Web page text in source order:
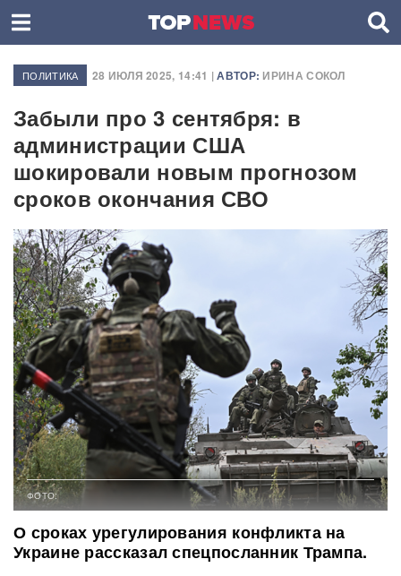
ПОЛИТИКА 28 ИЮЛЯ 2025, 14:41 |АВТОР: ИРИНА СОКОЛ
Забыли про 3 сентября: в
администрации США
шокировали новым прогнозом
сроков окончания СВО
ФОТО:
О сроках урегулирования конфликта на
Украине рассказал спецпосланник Трампа.